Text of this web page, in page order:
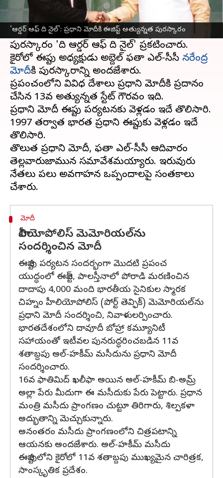
'ఆర్డర్ ఆఫ్ ది నైల్': ప్రధాని మోదీకి ఈజిప్ట్ అత్యున్నత పురస్కారం
ఈజిప్ట్పర్యటనలో ఉన్న ప్రధాని నరేంద్ర మోదీ
బిజీబిజీగా గడుపుతున్నారు.
ప్రధాని మోదీకి ఆదివారం ఈజిప్టు అత్యున్నత
పురస్కారం 'ది ఆర్డర్ ఆఫ్ ది నైల్' ప్రకటించారు.
కైరోలో ఈజిప్టు అధ్యక్షుడు అబ్దెల్ ఫతా ఎల్-సీసీ నరేంద్ర
మోదీకి పురస్కారాన్ని అందజేశారు.
ప్రపంచంలోని వివిధ దేశాలు ప్రధాని మోదీకి ప్రదానం
చేసిన 13వ అత్యున్నత స్టేట్ గౌరవం ఇది.
ప్రధాని మోదీ ఈజిప్టు పర్యటనకు వెళ్లడం ఇదే తొలిసారి.
1997 తర్వాత భారత ప్రధాని ఈజిప్టుకు వెళ్లడం ఇదే
తొలిసారి.
తొలుత ప్రధాని మోదీ, ఫతా ఎల్-సీసీ ఆదివారం
తెల్లవారుజామున సమావేశమయ్యారు. ఇరువురు
నేతలు పలు అవగాహన ఒప్పందాలపై సంతకాలు
మోదీ
హీలియోపోలిస్ మెమోరియల్‌‌ను
సందర్శించిన మోదీ
ఈజిప్టు పర్యటన సందర్భంగా మొదటి ప్రపంచ
యుద్ధంలో ఈజిప్ట్, పాలస్తీనాలో పోరాడి మరణించిన
దాదాపు 4,000 మంది భారతీయ సైనికుల స్మారక
చిహ్నం హీలియోపోలిస్ (పోర్ట్ తెవ్ఫిక్) మెమోరియల్‌ను
ప్రధాని మోదీ సందర్శించి, నివాళులర్పించారు.
భారతదేశంలోని దావూదీ బోహ్రా కమ్యూనిటీ
సహాయంతో ఇటీవల పునరుద్ధరించబడిన 11వ
శతాబ్దపు అల్-హకీమ్ మసీదును ప్రధాని మోదీ
సందర్శించారు.
16వ ఫాతిమిద్ ఖలీఫా అయిన అల్-హకీమ్ బి-అమ్ర్
అల్లా పేరు మీదుగా ఈ మసీదుకు పేరు పెట్టారు. ప్రధాన
మంత్రి మసీదు ప్రాంగణం చుట్టూ తిరిగారు, శిల్పకళా
అద్భుతాన్ని మెచ్చుకున్నారు.
అనంతరం మసీదు ప్రాంగణంలోని చిత్రపటాన్ని
ఆయనకు అందజేశారు. అల్-హకీమ్ మసీదు
ఈజిప్టులోని కైరోలో 11వ శతాబ్దపు ముఖ్యమైన చారిత్రక,
సాంస్కృతిక ప్రదేశం.